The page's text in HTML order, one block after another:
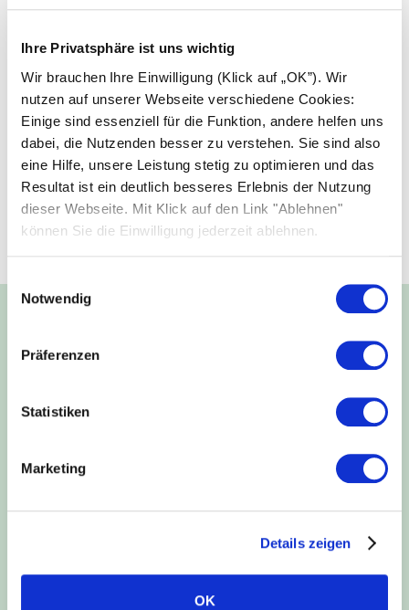
Ihre Privatsphäre ist uns wichtig
Wir brauchen Ihre Einwilligung (Klick auf „OK”). Wir
nutzen auf unserer Webseite verschiedene Cookies:
Einige sind essenziell für die Funktion, andere helfen uns
dabei, die Nutzenden besser zu verstehen. Sie sind also
eine Hilfe, unsere Leistung stetig zu optimieren und das
Resultat ist ein deutlich besseres Erlebnis der Nutzung
dieser Webseite. Mit Klick auf den Link "Ablehnen"
können Sie die Einwilligung jederzeit ablehnen.
Notwendig
Präferenzen
Statistiken
Marketing
Details zeigen
OK
Energie für Generationen:
Unser Versprechen für eine
nachhaltige Welt.